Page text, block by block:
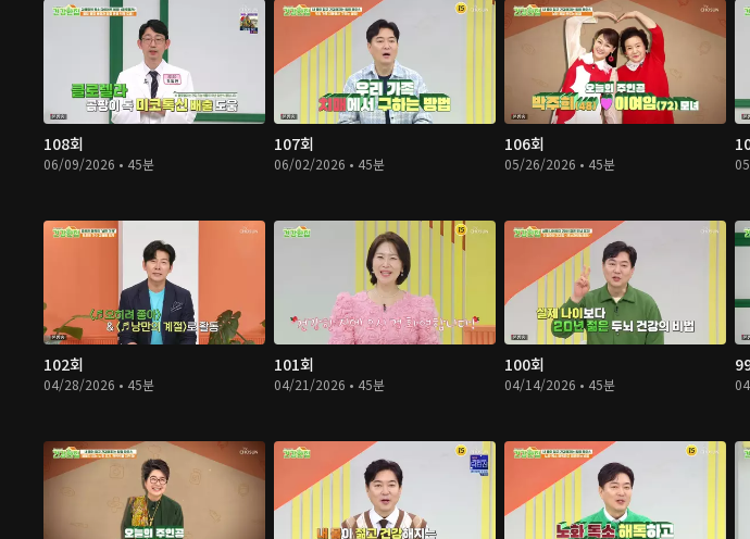
108회
06/09/2026 • 45분
107회
06/02/2026 • 45분
106회
05/26/2026 • 45분
102회
04/28/2026 • 45분
101회
04/21/2026 • 45분
100회
04/14/2026 • 45분